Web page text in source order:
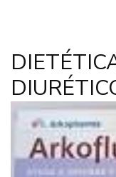
CONTROL
DR SCHOLL
DUCRAY
DUREX
EUCERIN
FLUOCARIL